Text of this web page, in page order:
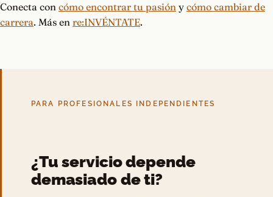
Conecta con cómo encontrar tu pasión y cómo cambiar de
carrera. Más en re:INVÉNTATE.
PARA PROFESIONALES INDEPENDIENTES
¿Tu servicio depende
demasiado de ti?